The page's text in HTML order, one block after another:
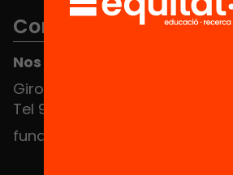
Contacto
Nos puedes encontrar en el
Girona 34, interior 08010
Tel 934 588 700
fundacio@equitat.org